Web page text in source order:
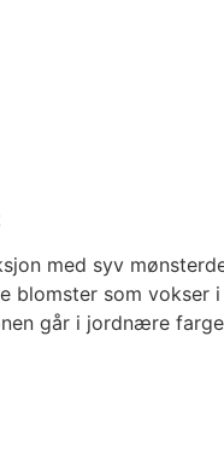
med syv
blomster som
går i jordnære